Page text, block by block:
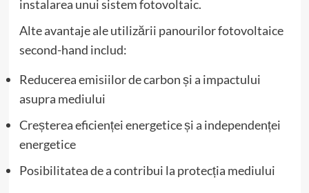
instalarea unui sistem fotovoltaic.
Alte avantaje ale utilizării panourilor fotovoltaice
second-hand includ:
Reducerea emisiilor de carbon și a impactului
asupra mediului
Creșterea eficienței energetice și a independenței
energetice
Posibilitatea de a contribui la protecția mediului